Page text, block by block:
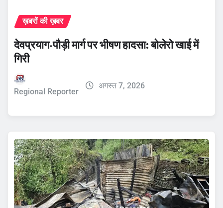
ख़बरों की ख़बर
देवप्रयाग-पौड़ी मार्ग पर भीषण हादसा: बोलेरो खाई में
गिरी
Regional Reporter
अगस्त 7, 2026